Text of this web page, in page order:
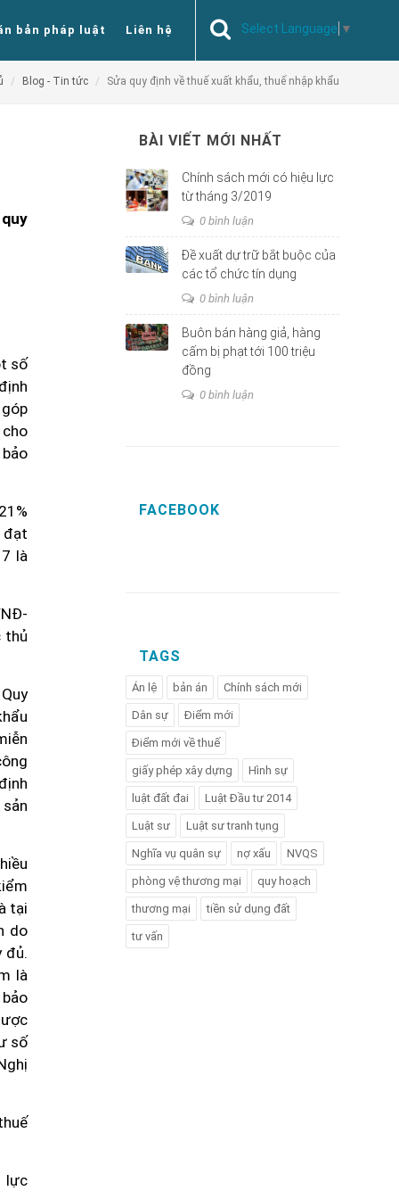
bản pháp luật Liên hệ Select Language ▼
Blog - Tin tức Sửa quy định về thuế xuất khẩu, thuế nhập khẩu
số
đạt
là
thủ
tại
do
đủ.
là
số
lực
BÀI VIẾT MỚI NHẤT
Chính sách mới có hiệu lực
từ tháng 3/2019
0 bình luận
Đề xuất dự trữ bắt buộc của
các tổ chức tín dụng
0 bình luận
Buôn bán hàng giả, hàng
cấm bị phạt tới 100 triệu
đồng
0 bình luận
FACEBOOK
TAGS
Án lệ bản án Chính sách mới
Dân sự Điểm mới
Điểm mới về thuế
giấy phép xây dựng Hình sự
luật đất đai Luật Đầu tư 2014
Luật sư Luật sư tranh tụng
Nghĩa vụ quân sự nợ xấu NVQS
phòng vệ thương mại quy hoạch
thương mại tiền sử dụng đất
tư vấn